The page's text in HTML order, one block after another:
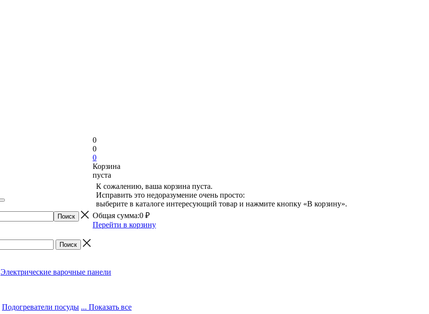
0
0
0
Корзина
пуста
К сожалению, ваша корзина пуста.
Исправить это недоразумение очень просто:
выберите в каталоге интересующий товар и нажмите кнопку «В корзину».
Общая сумма:0 ₽
Перейти в корзину
Электрические варочные панели
Подогреватели посуды ... Показать все